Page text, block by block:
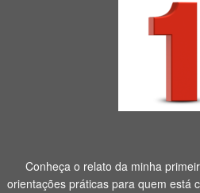
Conheça o relato da minha
orientações práticas para quem está